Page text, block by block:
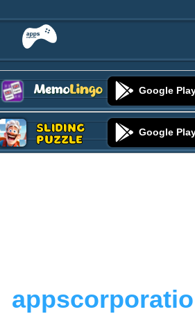
Google
Sliding
Puzzle Google